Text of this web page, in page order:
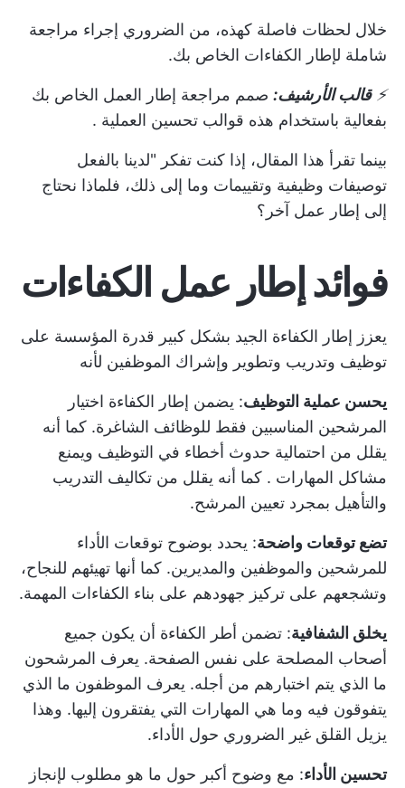
خلال لحظات فاصلة كهذه، من الضروري إجراء مراجعة
شاملة لإطار الكفاءات الخاص بك.
⚡️ قالب الأرشيف: صمم مراجعة إطار العمل الخاص بك
بفعالية باستخدام هذه قوالب تحسين العملية .
بينما تقرأ هذا المقال، إذا كنت تفكر "لدينا بالفعل
توصيفات وظيفية وتقييمات وما إلى ذلك، فلماذا نحتاج
إلى إطار عمل آخر؟
فوائد إطار عمل الكفاءات
يعزز إطار الكفاءة الجيد بشكل كبير قدرة المؤسسة على
توظيف وتدريب وتطوير وإشراك الموظفين لأنه
يحسن عملية التوظيف: يضمن إطار الكفاءة اختيار
المرشحين المناسبين فقط للوظائف الشاغرة. كما أنه
يقلل من احتمالية حدوث أخطاء في التوظيف ويمنع
مشاكل المهارات . كما أنه يقلل من تكاليف التدريب
والتأهيل بمجرد تعيين المرشح.
تضع توقعات واضحة: يحدد بوضوح توقعات الأداء
للمرشحين والموظفين والمديرين. كما أنها تهيئهم للنجاح،
وتشجعهم على تركيز جهودهم على بناء الكفاءات المهمة.
يخلق الشفافية: تضمن أطر الكفاءة أن يكون جميع
أصحاب المصلحة على نفس الصفحة. يعرف المرشحون
ما الذي يتم اختبارهم من أجله. يعرف الموظفون ما الذي
يتفوقون فيه وما هي المهارات التي يفتقرون إليها. وهذا
يزيل القلق غير الضروري حول الأداء.
تحسين الأداء: مع وضوح أكبر حول ما هو مطلوب لإنجاز